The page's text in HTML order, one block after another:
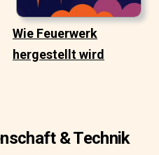
Wie Feuerwerk
hergestellt wird
& Technik